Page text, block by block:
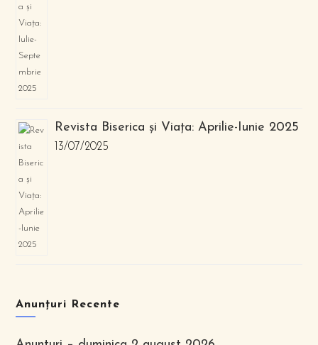
Revista Biserica și Viața: Aprilie-Iunie 2025
13/07/2025
Anunțuri Recente